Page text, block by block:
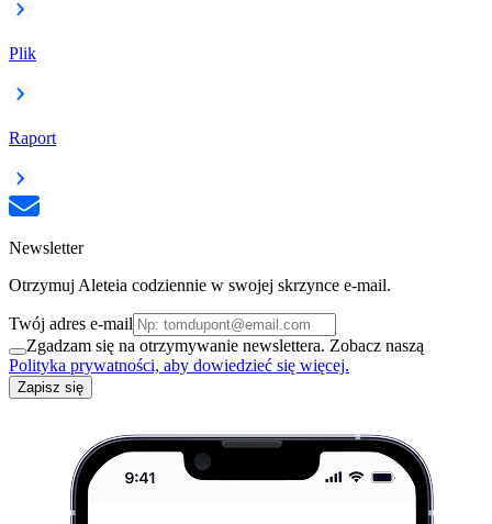
Plik
Raport
Newsletter
Otrzymuj Aleteia codziennie w swojej skrzynce e-mail.
Twój adres e-mail
Zgadzam się na otrzymywanie newslettera. Zobacz naszą
Polityka prywatności, aby dowiedzieć się więcej.
Zapisz się